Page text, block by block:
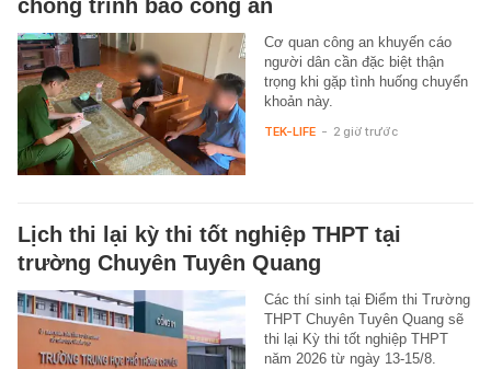
chóng trình báo công an
Cơ quan công an khuyến cáo
người dân cần đặc biệt thận
trọng khi gặp tình huống chuyển
khoản này.
TEK-LIFE - 2 giờ trước
Lịch thi lại kỳ thi tốt nghiệp THPT tại
trường Chuyên Tuyên Quang
Các thí sinh tại Điểm thi Trường
THPT Chuyên Tuyên Quang sẽ
thi lại Kỳ thi tốt nghiệp THPT
năm 2026 từ ngày 13-15/8.